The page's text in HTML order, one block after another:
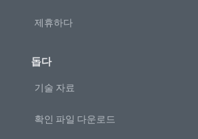
제휴하다
돕다
기술 자료
확인 파일 다운로드